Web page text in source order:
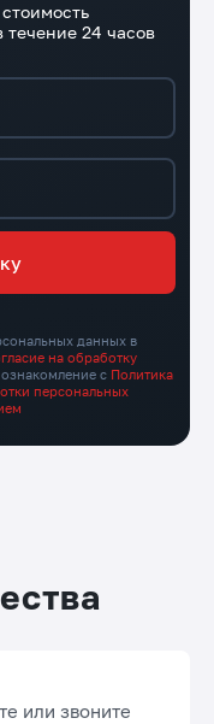
24 часов
данных в
на обработку
с Политика
персональных
или звоните